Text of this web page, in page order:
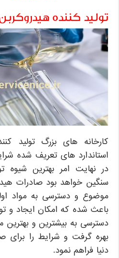
تولید کننده
کارخانه های بزرگ تولید
استاندارد های تعریف شده
در نهایت امر بهترین شیوه
سنگین خواهد بود صادرات
موضوع و دسترسی به مواد
باعث شده که امکان ایجاد و
دسترسی به بیشترین و بهترین
بهره گرفت و شرایط را برای
دنیا فراهم نمود.